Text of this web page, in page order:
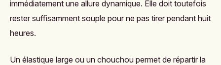
immédiatement une allure dynamique. Elle doit toutefois
rester suffisamment souple pour ne pas tirer pendant huit
heures.
Un élastique large ou un chouchou permet de répartir la